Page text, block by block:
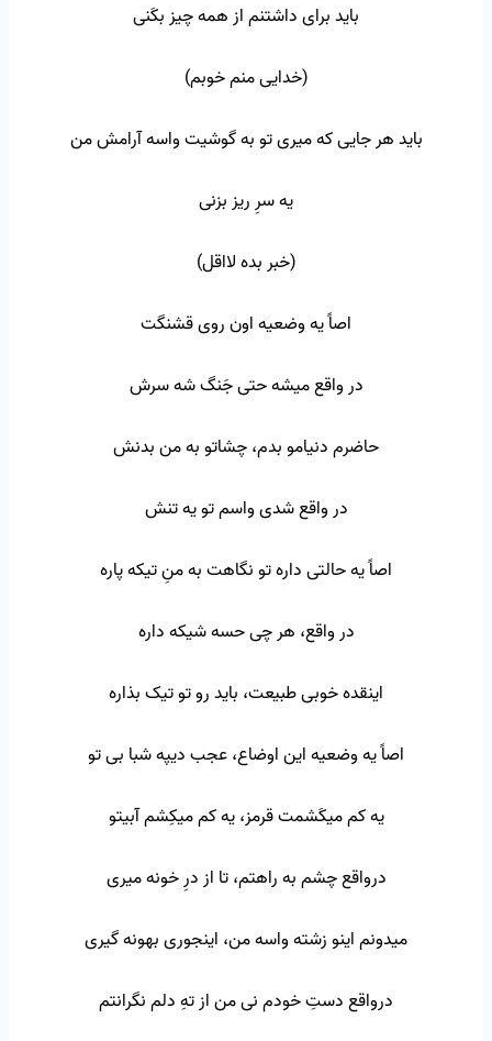
باید برای داشتنم از همه چیز بکَنی
(خدایی منم خوبم)
باید هر جایی که میری تو به گوشیت واسه آرامش من
یه سرِ ریز بزنی
(خبر بده لااقل)
اصاً یه وضعیه اون روی قشنگت
در واقع میشه حتی جَنگ شه سرش
حاضرم دنیامو بدم، چشاتو به من بدنش
در واقع شدی واسم تو یه تنش
اصاً یه حالتی داره تو نگاهت به منِ تیکه پاره
در واقع، هر چی حسه شیکه داره
اینقده خوبی طبیعت، باید رو تو تیک بذاره
اصاً یه وضعیه این اوضاع، عجب دیپه شبا بی تو
یه کم میکَشمت قرمز، یه کم میکِشم آبیتو
درواقع چشم به راهتم، تا از درِ خونه میری
میدونم اینو زشته واسه من، اینجوری بهونه گیری
درواقع دستِ خودم نی من از تهِ دلم نگرانتم